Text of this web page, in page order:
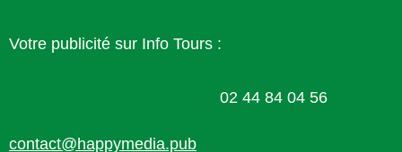
Votre publicité sur Info Tours :
02 44 84 04 56
contact@happymedia.pub